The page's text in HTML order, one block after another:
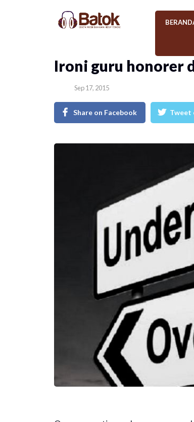
​Ironi guru honorer
Sep 17, 2015
Share on Facebook Tweet